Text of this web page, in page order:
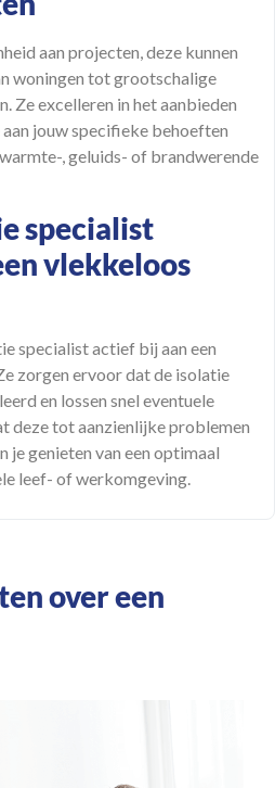
aan projecten, deze kunnen
woningen tot grootschalige
Ze excelleren in het aanbieden
jouw specifieke behoeften
, geluids- of brandwerende
specialist
vlekkeloos
specialist actief bij aan een
zorgen ervoor dat de isolatie
en lossen snel eventuele
deze tot aanzienlijke problemen
je genieten van een optimaal
leef- of werkomgeving.
over een